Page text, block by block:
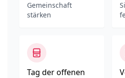
Gemeinschaft
stärken
Tag der offenen